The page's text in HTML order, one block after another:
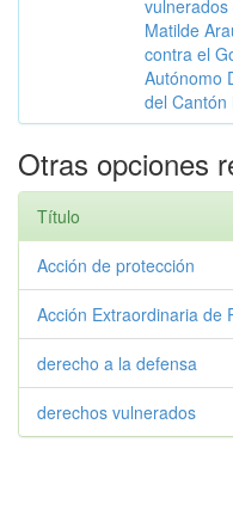
Matilde
contra el
Autónomo
del Cantón
Otras opciones
Título
Acción de protección
Acción Extraordinaria de
derecho a la defensa
derechos vulnerados